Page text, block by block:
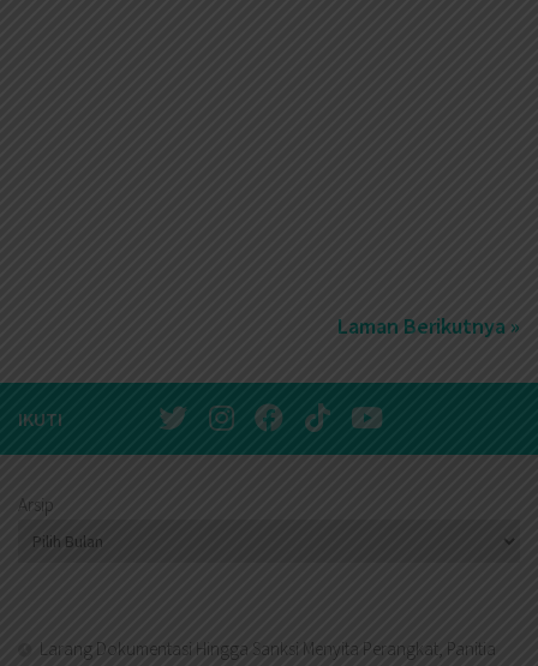
Laman Berikutnya »
IKUTI
Arsip
Larang Dokumentasi Hingga Sanksi Menyita Perangkat, Panitia